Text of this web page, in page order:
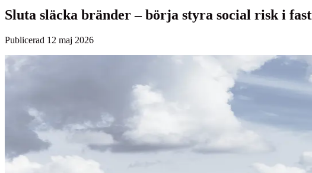
Sluta släcka bränder – börja styra social risk i
Publicerad 12 maj 2026